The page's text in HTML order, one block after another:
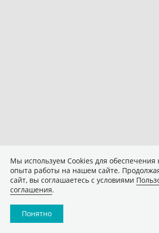
Мы используем Сookies для обеспечения
опыта работы на нашем сайте.
сайт, вы соглашаетесь с условиями
соглашения.
Понятно